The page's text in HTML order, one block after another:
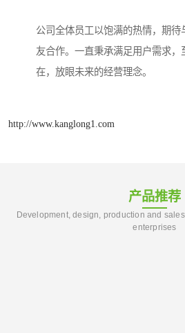
公司全体员工以饱满的热情，期待
友合作。一直秉承满足用户需求，
在，放眼未来的经营理念。
http://www.kanglong1.com
产品推荐
Development, design, production and
enterprises